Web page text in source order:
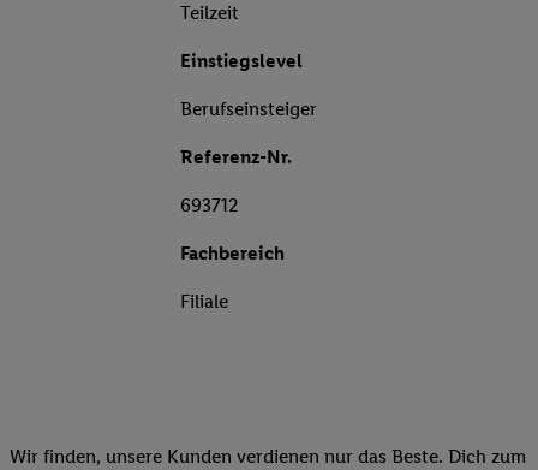
Teilzeit
Einstiegslevel
Berufseinsteiger
Referenz-Nr.
693712
Fachbereich
Filiale
Wir finden, unsere Kunden verdienen nur das Beste. Dich zum